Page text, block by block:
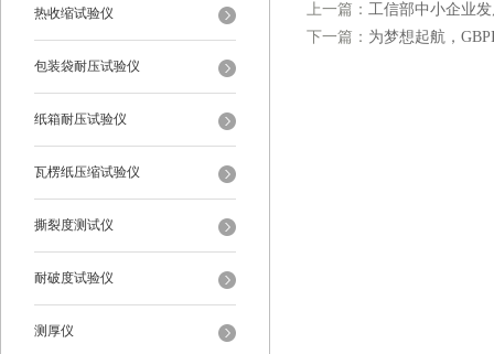
热收缩试验仪
包装袋耐压试验仪
纸箱耐压试验仪
瓦楞纸压缩试验仪
撕裂度测试仪
耐破度试验仪
测厚仪
上一篇： 工信部中小企业
下一篇： 为梦想起航，